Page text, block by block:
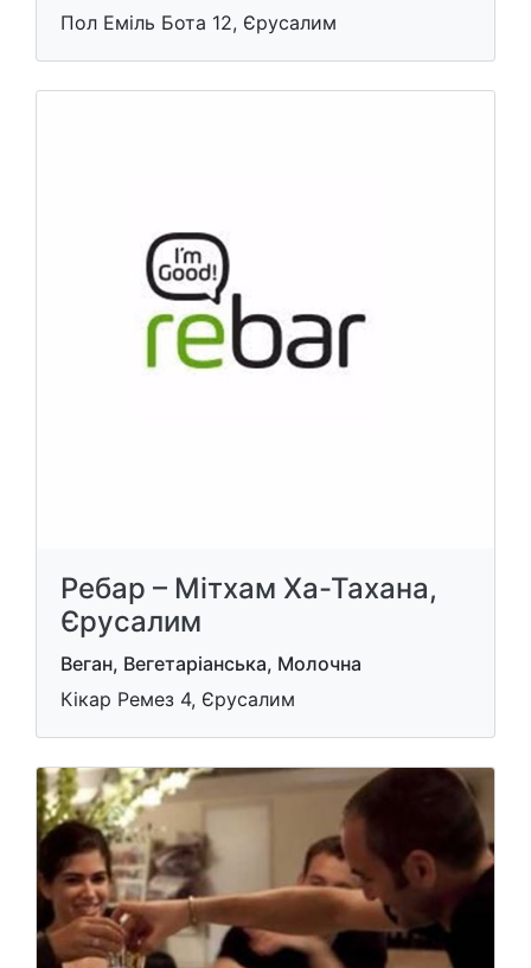
Пол Еміль Бота 12, Єрусалим
Ребар – Мітхам Ха-Тахана,
Єрусалим
Веган, Вегетаріанська, Молочна
Кікар Ремез 4, Єрусалим